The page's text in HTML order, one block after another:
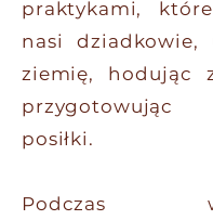
praktykami,
nasi dziadkowie,
ziemię, hodując
przygotowując
posiłki.
Podczas